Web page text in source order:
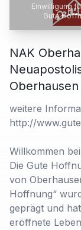
Einwilligung
Gute
NAK
weitere
http://
Willkommen
Die Gute
von
Hoffnung“
geprägt und
eröffnete